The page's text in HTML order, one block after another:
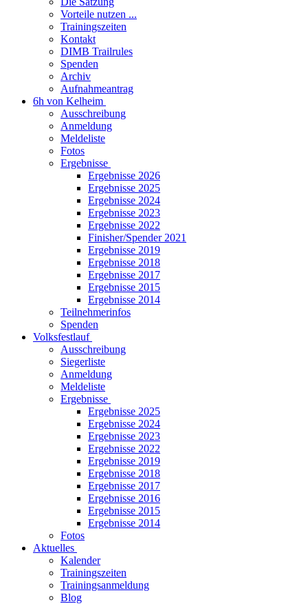
Vorteile nutzen ...
Trainingszeiten
Kontakt
DIMB Trailrules
Spenden
Archiv
Aufnahmeantrag
6h von Kelheim
Ausschreibung
Anmeldung
Meldeliste
Fotos
Ergebnisse
Ergebnisse 2026
Ergebnisse 2025
Ergebnisse 2024
Ergebnisse 2023
Ergebnisse 2022
Finisher/Spender 2021
Ergebnisse 2019
Ergebnisse 2018
Ergebnisse 2017
Ergebnisse 2015
Ergebnisse 2014
Teilnehmerinfos
Spenden
Volksfestlauf
Ausschreibung
Siegerliste
Anmeldung
Meldeliste
Ergebnisse
Ergebnisse 2025
Ergebnisse 2024
Ergebnisse 2023
Ergebnisse 2022
Ergebnisse 2019
Ergebnisse 2018
Ergebnisse 2017
Ergebnisse 2016
Ergebnisse 2015
Ergebnisse 2014
Fotos
Aktuelles
Kalender
Trainingszeiten
Trainingsanmeldung
Blog